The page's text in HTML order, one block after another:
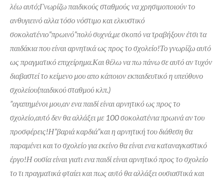
λέω αυτό;Γνωρίζω παιδικούς σταθμούς να χρησιμοποιούν το
ανθυγιεινό αλλα τόσο νόστιμο και ελκυστικό
σοκολατένιο”πρωινό”πολύ συχνά,με σκοπό να τραβήξουν έτσι τα
παιδάκια που είναι αρνητικά ως προς το σχολείο!Το γνωρίζω αυτό
ως πραγματικό επιχείρημα.Και θέλω να πω πάνω σε αυτό αν τυχόν
διαβαστεί το κείμενο μου απο κάποιον εκπαιδευτικό η υπεύθυνο
σχολείου(παιδικού σταθμού κλπ.)
”αγαπημένοι μου,αν ενα παιδί είναι αρνητικό ως προς το
σχολείο,αυτό δεν θα αλλάξει με 100 σοκολατένια πρωινά αν του
προσφέρεις!Η”βαριά καρδιά”και η αρνητική του διάθεση θα
παραμένει και το σχολείο για εκείνο θα είναι ενα καταναγκαστικό
έργο!Η ουσία είναι γιατι ενα παιδί είναι αρνητικό προς το σχολείο
το τι πραγματικά φταίει και πως αυτό θα αλλάξει ουσιαστικά και